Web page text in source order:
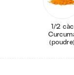
1/2 càc
Curcuma
(poudre)